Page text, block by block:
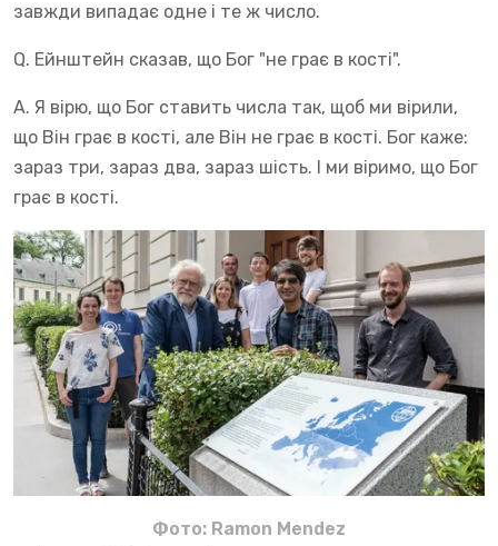
завжди випадає одне і те ж число.
Q. Ейнштейн сказав, що Бог "не грає в кості".
A. Я вірю, що Бог ставить числа так, щоб ми вірили,
що Він грає в кості, але Він не грає в кості. Бог каже:
зараз три, зараз два, зараз шість. І ми віримо, що Бог
грає в кості.
Фото: Ramon Mendez